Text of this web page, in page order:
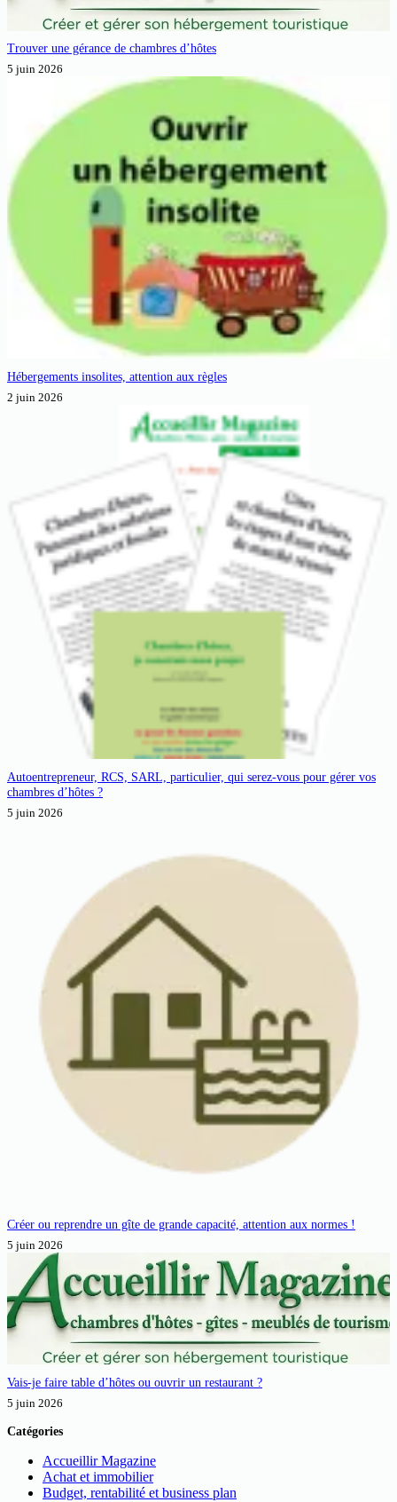
Trouver une gérance de chambres d’hôtes
5 juin 2026
Hébergements insolites, attention aux règles
2 juin 2026
Autoentrepreneur, RCS, SARL, particulier, qui serez-vous pour gérer vos
chambres d’hôtes ?
5 juin 2026
Créer ou reprendre un gîte de grande capacité, attention aux normes !
5 juin 2026
Vais-je faire table d’hôtes ou ouvrir un restaurant ?
5 juin 2026
Catégories
Accueillir Magazine
Achat et immobilier
Budget, rentabilité et business plan